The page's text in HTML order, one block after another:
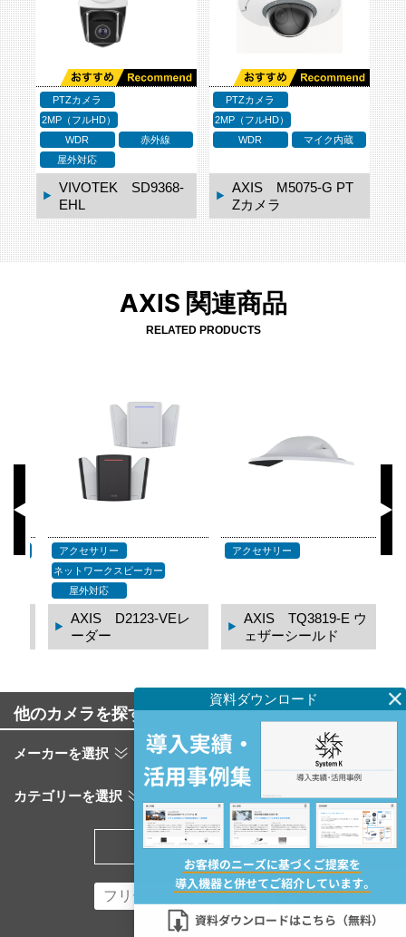
PTZカメラ
2MP（フルHD）
WDR
赤外線
屋外対応
VIVOTEK SD9368-
EHL
PTZカメラ
2MP（フルHD）
WDR
マイク内蔵
AXIS M5075-G PT
Zカメラ
AXIS 関連商品
RELATED PRODUCTS
アクセサリー
ネットワークスピーカー
屋外対応
AXIS D2123-VEレ
ーダー
アクセサリー
AXIS TQ3819-E ウ
ェザーシールド
他のカメラを探す
メーカーを選択
カテゴリーを選択
検索する